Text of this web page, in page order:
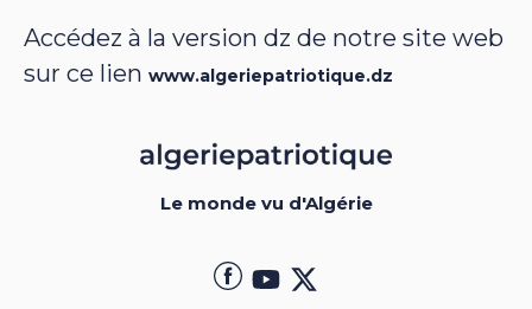
Accédez à la version dz de notre site web
sur ce lien www.algeriepatriotique.dz
Le monde vu d'Algérie